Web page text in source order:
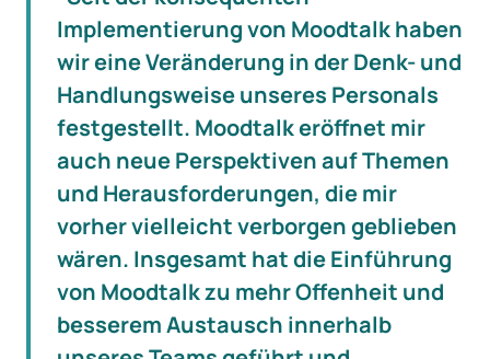
Implementierung von Moodtalk haben
wir eine Veränderung in der Denk- und
Handlungsweise unseres Personals
festgestellt. Moodtalk eröffnet mir
auch neue Perspektiven auf Themen
und Herausforderungen, die mir
vorher vielleicht verborgen geblieben
wären. Insgesamt hat die Einführung
von Moodtalk zu mehr Offenheit und
besserem Austausch innerhalb